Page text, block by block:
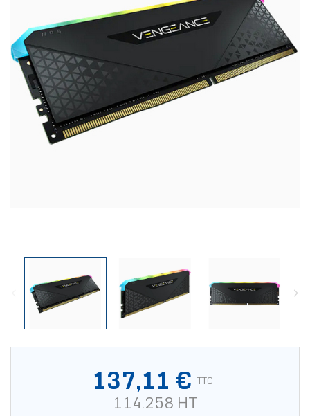
137,11 € TTC
114.258 HT